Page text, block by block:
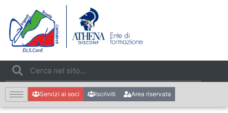
Servizi ai soci Iscriviti Area riservata